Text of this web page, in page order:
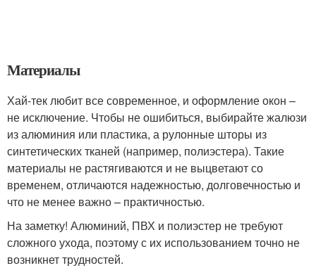
Материалы
Хай-тек любит все современное, и оформление окон –
не исключение. Чтобы не ошибиться, выбирайте жалюзи
из алюминия или пластика, а рулонные шторы из
синтетических тканей (например, полиэстера). Такие
материалы не растягиваются и не выцветают со
временем, отличаются надежностью, долговечностью и
что не менее важно – практичностью.
На заметку! Алюминий, ПВХ и полиэстер не требуют
сложного ухода, поэтому с их использованием точно не
возникнет трудностей.